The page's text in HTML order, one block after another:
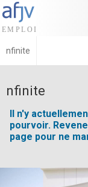
nfinite
nfinite
Il n'y
pourvoir.
page pour ne